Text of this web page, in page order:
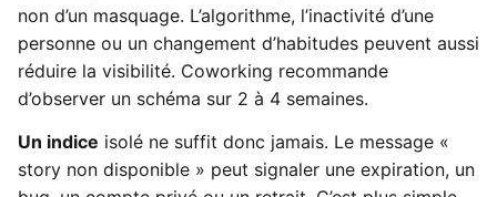
non d’un masquage. L’algorithme, l’inactivité d’une
personne ou un changement d’habitudes peuvent aussi
réduire la visibilité. Coworking recommande
d’observer un schéma sur 2 à 4 semaines.
Un indice isolé ne suffit donc jamais. Le message «
story non disponible » peut signaler une expiration, un